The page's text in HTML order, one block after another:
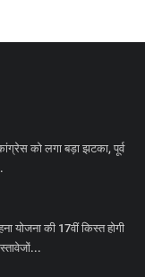
को लगा बड़ा झटका, पूर्व
योजना की 17वीं किस्त होगी